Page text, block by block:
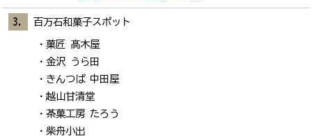
百万石和菓子スポット
菓匠 髙木屋
金沢 うら田
きんつば 中田屋
越山甘清堂
茶菓工房 たろう
柴舟小出